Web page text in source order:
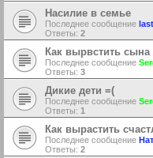
Насилие в семье
Последнее сообщение
Ответы: 2
Как вырвстить
Последнее сообщение
Ответы: 3
Дикие дети =(
Последнее сообщение
Ответы: 1
Как вырастить
Последнее сообщение
Ответы: 2